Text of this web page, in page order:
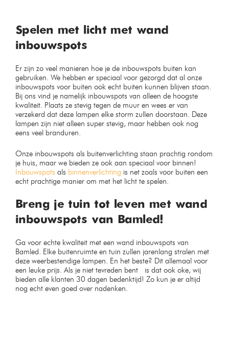
Spelen met licht met wand
inbouwspots
Er zijn zo veel manieren hoe je de inbouwspots buiten kan
gebruiken. We hebben er speciaal voor gezorgd dat al onze
inbouwspots voor buiten ook echt buiten kunnen blijven staan.
Bij ons vind je namelijk inbouwspots van alleen de hoogste
kwaliteit. Plaats ze stevig tegen de muur en wees er van
verzekerd dat deze lampen elke storm zullen doorstaan. Deze
lampen zijn niet alleen super stevig, maar hebben ook nog
eens veel branduren.
Onze inbouwspots als buitenverlichting staan prachtig rondom
je huis, maar we bieden ze ook aan speciaal voor binnen!
Inbouwspots als binnenverlichting is net zoals voor buiten een
echt prachtige manier om met het licht te spelen.
Breng je tuin tot leven met wand
inbouwspots van Bamled!
Ga voor echte kwaliteit met een wand inbouwspots van
Bamled. Elke buitenruimte en tuin zullen jarenlang stralen met
deze weerbestendige lampen. En het beste? Dit allemaal voor
een leuke prijs. Als je niet tevreden bent is dat ook oke, wij
bieden alle klanten 30 dagen bedenktijd! Zo kun je er altijd
nog echt even goed over nadenken.